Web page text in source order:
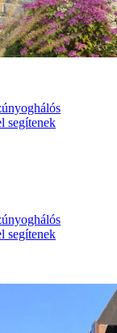
segítenek
segítenek